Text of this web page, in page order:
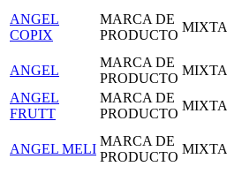
ANGEL
COPIX
MARCA DE
PRODUCTO
MIXTA
ANGEL
MARCA DE
PRODUCTO
MIXTA
ANGEL
FRUTT
MARCA DE
PRODUCTO
MIXTA
ANGEL MELI
MARCA DE
PRODUCTO
MIXTA